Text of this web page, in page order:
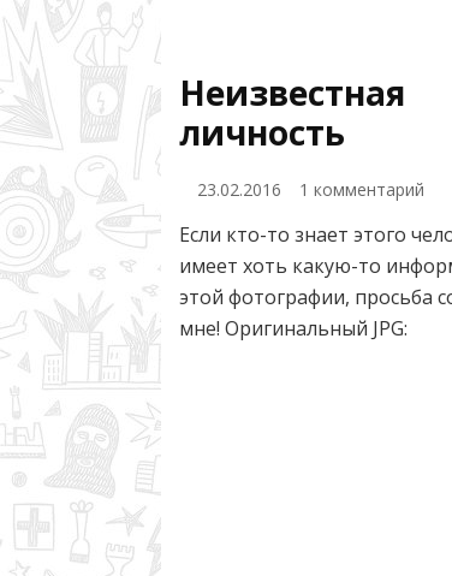
Неизвестная
личность
23.02.2016 1 комментарий
Если кто-то знает этого
имеет хоть какую-то
этой фотографии, просьба
мне! Оригинальный JPG: